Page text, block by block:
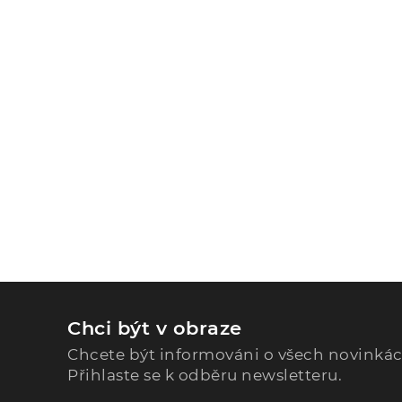
Chci být v obraze
Chcete být informováni o všech
Přihlaste se k odběru newsletteru.